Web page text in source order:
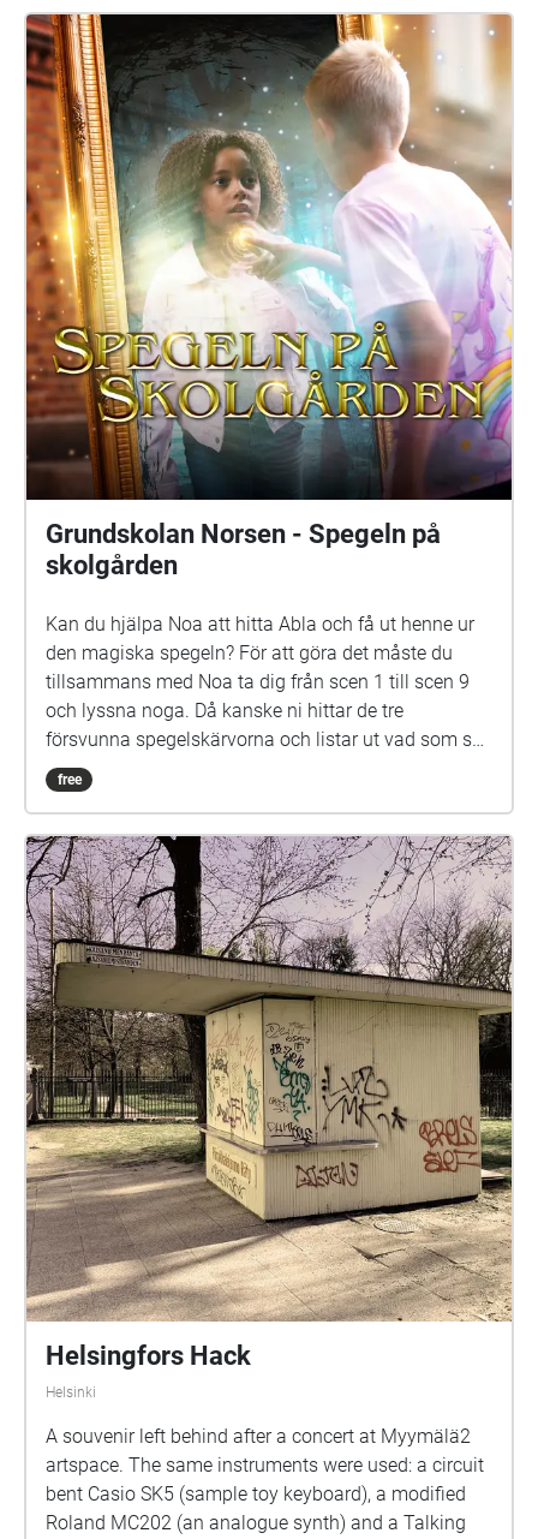
suositella alle 10-vuotiaille.
Grundskolan Norsen - Spegeln på
skolgården
Kan du hjälpa Noa att hitta Abla och få ut henne ur
den magiska spegeln? För att göra det måste du
tillsammans med Noa ta dig från scen 1 till scen 9
och lyssna noga. Då kanske ni hittar de tre
försvunna spegelskärvorna och listar ut vad som ska
göras med dem. Det kan hända att fler försvunna
barn dyker upp i skärvorna. På skolgården kommer
här skolan för länge sen. Hon är virrig, men det lönar
sig att lyssna på henne. Siri och Selma kan du
däremot gärna akta dig för. Spegeln på skolgården-
äventyret är skrivet av Monica Vikström-Jokela. De
som gör rollerna är: Noa: Theo Zilliacus Siri: Rebecka
Mellgren Selma: Olivia Söderholm Abla: Beatrice
Holmström Frank: Samuel Bahne Märta: Saga
Sederholm Nalle: Oskar Pöysti Polisen: Stella Laine
Elna: Sue Lemström Elever på skolgården spelas av:
Livia Ahlström, Kajsa Degn, Bon Järf, Luna Lukka,
Salma Sarkola, Amie Sidibeh och Norah Thottungal.
Vi andra som har jobbat med äventyret är: Barbro
Ahlstedt, Clas Christiansen, Jessica Edén, Sofie
Gammals, Anne Hämäläinen, Timo Hietala, Niko
Ingman, Anna-Maija Kalén, Marina Meinander och
Are Nikkinen. Äventyret är gjort av Svenska Yle
drama. Vi hoppas att du ska ha en rolig och
spännande stund på din skolgård!
free
Helsingfors Hack
Helsinki
A souvenir left behind after a concert at Myymälä2
artspace. The same instruments were used: a circuit
bent Casio SK5 (sample toy keyboard), a modified
Roland MC202 (an analogue synth) and a Talking